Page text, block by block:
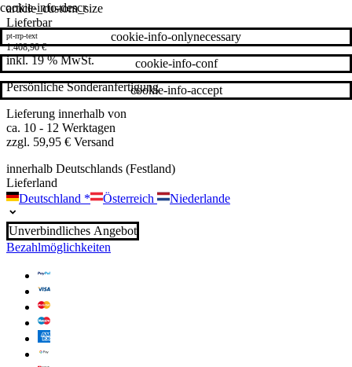
article_custom_size
Lieferbar
pt-rrp-text
1.408,90€
inkl. 19 % MwSt.
Persönliche Sonderanfertigung
Lieferung innerhalb von
ca. 10 - 12 Werktagen
zzgl. 59,95 € Versand
innerhalb Deutschlands (Festland)
Lieferland
Deutschland * Österreich Niederlande
Unverbindliches Angebot
Bezahlmöglichkeiten
cookie-info-descr
cookie-info-accept
cookie-info-conf
cookie-info-onlynecessary